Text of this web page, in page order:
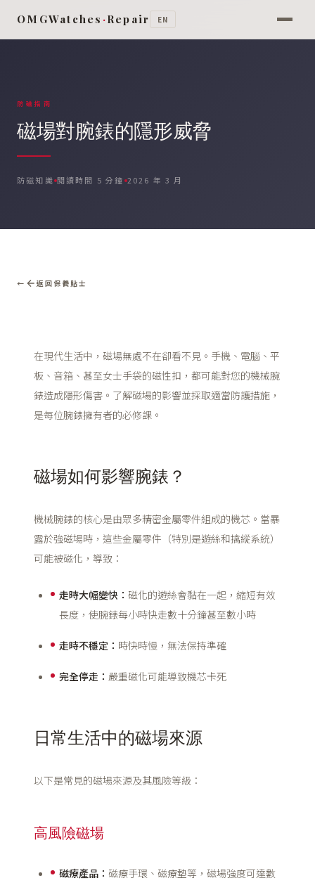
OMGWatches ·Repair EN
防磁指南
磁場對腕錶的隱形威脅
防磁知識 閱讀時間 5 分鐘 2026 年 3 月
返回保養貼士
在現代生活中，磁場無處不在卻看不見。手機、電腦、平
板、音箱、甚至女士手袋的磁性扣，都可能對您的機械腕
錶造成隱形傷害。了解磁場的影響並採取適當防護措施，
是每位腕錶擁有者的必修課。
磁場如何影響腕錶？
機械腕錶的核心是由眾多精密金屬零件組成的機芯。當暴
露於強磁場時，這些金屬零件（特別是遊絲和擒縱系統）
可能被磁化，導致：
走時大幅變快： 磁化的遊絲會黏在一起，縮短有效
長度，使腕錶每小時快走數十分鐘甚至數小時
走時不穩定： 時快時慢，無法保持準確
完全停走： 嚴重磁化可能導致機芯卡死
日常生活中的磁場來源
以下是常見的磁場來源及其風險等級：
高風險磁場
磁療產品： 磁療手環、磁療墊等，磁場強度可達數